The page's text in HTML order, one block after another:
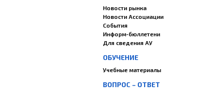
Новости рынка
Новости Ассоциации
События
Информ-бюллетени
Для сведения АУ
ОБУЧЕНИЕ
Учебные материалы
ВОПРОС – ОТВЕТ